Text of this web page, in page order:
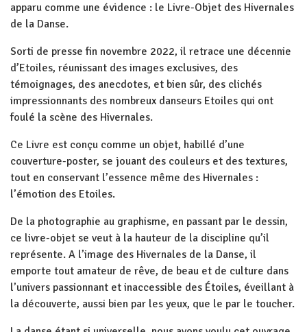
apparu comme une évidence : le Livre-Objet des Hivernales
de la Danse.
Sorti de presse fin novembre 2022, il retrace une décennie
d’Etoiles, réunissant des images exclusives, des
témoignages, des anecdotes, et bien sûr, des clichés
impressionnants des nombreux danseurs Etoiles qui ont
foulé la scène des Hivernales.
Ce Livre est conçu comme un objet, habillé d’une
couverture-poster, se jouant des couleurs et des textures,
tout en conservant l’essence même des Hivernales :
l’émotion des Etoiles.
De la photographie au graphisme, en passant par le dessin,
ce livre-objet se veut à la hauteur de la discipline qu’il
représente. A l’image des Hivernales de la Danse, il
emporte tout amateur de rêve, de beau et de culture dans
l’univers passionnant et inaccessible des Étoiles, éveillant à
la découverte, aussi bien par les yeux, que le par le toucher.